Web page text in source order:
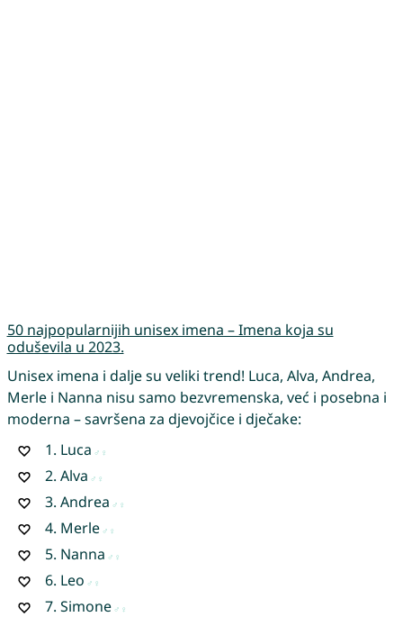
50 najpopularnijih unisex imena – Imena koja su
oduševila u 2023.
Unisex imena i dalje su veliki trend! Luca, Alva, Andrea,
Merle i Nanna nisu samo bezvremenska, već i posebna i
moderna – savršena za djevojčice i dječake:
1. Luca
2. Alva
3. Andrea
4. Merle
5. Nanna
6. Leo
7. Simone